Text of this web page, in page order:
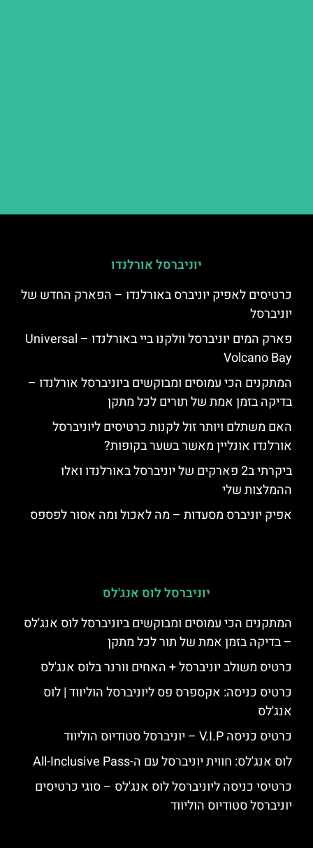
יוניברסל אורלנדו
כרטיסים לאפיק יוניברס באורלנדו – הפארק החדש של
יוניברסל
פארק המים יוניברסל וולקנו ביי באורלנדו – Universal
Volcano Bay
המתקנים הכי עמוסים ומבוקשים ביוניברסל אורלנדו –
בדיקה בזמן אמת של תורים לכל מתקן
האם משתלם ויותר זול לקנות כרטיסים ליוניברסל
אורלנדו אונליין מאשר בשער בקופות?
ביקרתי ב2 פארקים של יוניברסל באורלנדו ואלו
ההמלצות שלי
אפיק יוניברס מסעדות – מה לאכול ומה אסור לפספס
יוניברסל לוס אנג'לס
המתקנים הכי עמוסים ומבוקשים ביוניברסל לוס אנג'לס
– בדיקה בזמן אמת של תור לכל מתקן
כרטיס משולב יוניברסל + האחים וורנר בלוס אנג'לס
כרטיס כניסה: אקספרס פס ליוניברסל הוליווד | לוס
אנג'לס
כרטיס כניסה V.I.P – יוניברסל סטודיוס הוליווד
לוס אנג'לס: חווית יוניברסל עם ה-All-Inclusive Pass
כרטיסי כניסה ליוניברסל לוס אנג'לס – סוגי כרטיסים
יוניברסל סטודיוס הוליווד